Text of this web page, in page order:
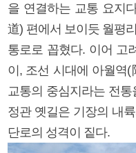
을 연결하는 교통 요지
道) 편에서 보이듯 월평
통로로 꼽혔다. 이어 고
이, 조선 시대에 아월역
교통의 중심지라는 전
정관 옛길은 기장의 내
단로의 성격이 짙다.